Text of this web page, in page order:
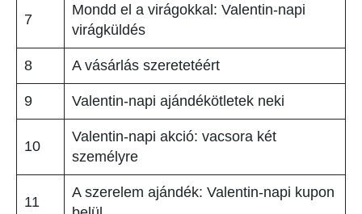
7
Mondd el a virágokkal: Valentin-napi
virágküldés
8 A vásárlás szeretetéért
9 Valentin-napi ajándékötletek neki
10
Valentin-napi akció: vacsora két
személyre
11
A szerelem ajándék: Valentin-napi kupon